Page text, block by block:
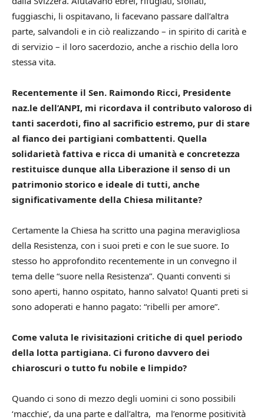
fuggiaschi, li ospitavano, li facevano passare dall’altra
parte, salvandoli e in ciò realizzando – in spirito di carità e
di servizio – il loro sacerdozio, anche a rischio della loro
stessa vita.
Recentemente il Sen. Raimondo Ricci, Presidente
naz.le dell’ANPI, mi ricordava il contributo valoroso di
tanti sacerdoti, fino al sacrificio estremo, pur di stare
al fianco dei partigiani combattenti. Quella
solidarietà fattiva e ricca di umanità e concretezza
restituisce dunque alla Liberazione il senso di un
patrimonio storico e ideale di tutti, anche
significativamente della Chiesa militante?
Certamente la Chiesa ha scritto una pagina meravigliosa
della Resistenza, con i suoi preti e con le sue suore. Io
stesso ho approfondito recentemente in un convegno il
tema delle “suore nella Resistenza”. Quanti conventi si
sono aperti, hanno ospitato, hanno salvato! Quanti preti si
sono adoperati e hanno pagato: “ribelli per amore”.
Come valuta le rivisitazioni critiche di quel periodo
della lotta partigiana. Ci furono davvero dei
chiaroscuri o tutto fu nobile e limpido?
Quando ci sono di mezzo degli uomini ci sono possibili
‘macchie’, da una parte e dall’altra, ma l’enorme positività